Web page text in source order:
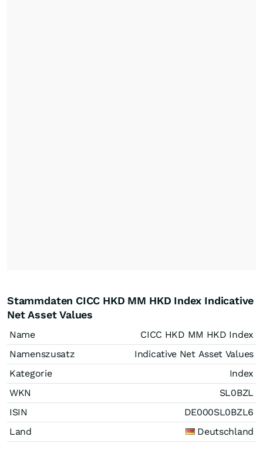
Stammdaten CICC HKD MM HKD Index Indicative
Net Asset Values
Name
CICC HKD MM HKD Index
Namenszusatz
Indicative Net Asset Values
Kategorie
Index
WKN
SL0BZL
ISIN
DE000SL0BZL6
Land
Deutschland